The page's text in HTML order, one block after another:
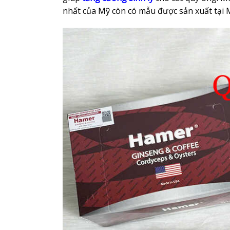
nhất của Mỹ còn có mẫu được sản xuất tại